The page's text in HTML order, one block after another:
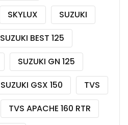
SKYLUX
SUZUKI
SUZUKI BEST 125
SUZUKI GN 125
SUZUKI GSX 150
TVS
TVS APACHE 160 RTR